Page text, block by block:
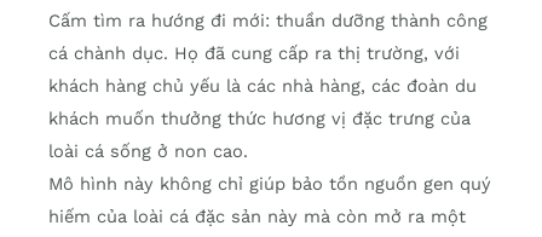
Cấm tìm ra hướng đi mới: thuần dưỡng thành công
cá chành dục. Họ đã cung cấp ra thị trường, với
khách hàng chủ yếu là các nhà hàng, các đoàn du
khách muốn thưởng thức hương vị đặc trưng của
loài cá sống ở non cao.
Mô hình này không chỉ giúp bảo tồn nguồn gen quý
hiếm của loài cá đặc sản này mà còn mở ra một